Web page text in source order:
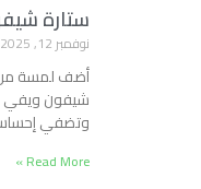
ستارة
نوفمبر 12, 2025
أضف لمسة من
شيفون ويفي
وتضفي
Read More »